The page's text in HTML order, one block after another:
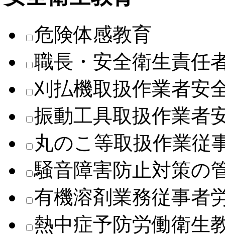
危険体感教育
職長・安全衛生責任
刈払機取扱作業者安
振動工具取扱作業者
丸のこ等取扱作業従
騒音障害防止対策の
有機溶剤業務従事者
熱中症予防労働衛生